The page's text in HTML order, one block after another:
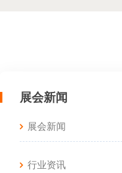
展会新闻
展会新闻
行业资讯